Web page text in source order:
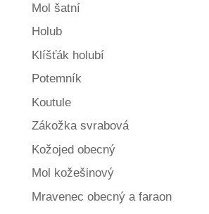
Mol šatní
Holub
Klíšťák holubí
Potemník
Koutule
Zákožka svrabová
Kožojed obecný
Mol kožešinový
Mravenec obecný a faraon